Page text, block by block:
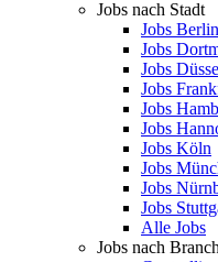
Jobs nach Stadt
Jobs Berlin
Jobs
Jobs
Jobs
Jobs
Jobs
Jobs Köln
Jobs
Jobs
Jobs
Alle Jobs
Jobs nach